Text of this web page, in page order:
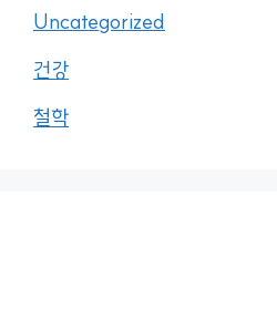
Uncategorized
건강
철학